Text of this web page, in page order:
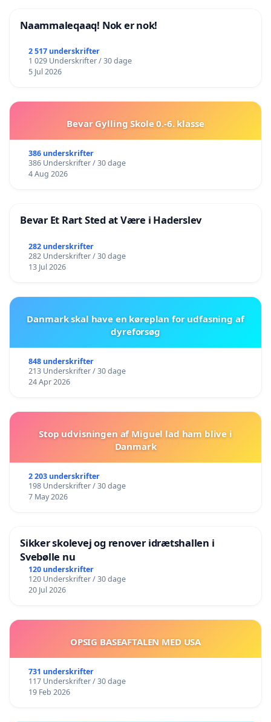
Naammaleqaaq! Nok er nok!
2 517 underskrifter
1 029 Underskrifter / 30 dage
5 Jul 2026
Bevar Gylling Skole 0.-6. klasse
386 underskrifter
386 Underskrifter / 30 dage
4 Aug 2026
Bevar Et Rart Sted at Være i Haderslev
282 underskrifter
282 Underskrifter / 30 dage
13 Jul 2026
Danmark skal have en køreplan for udfasning af
dyreforsøg
848 underskrifter
213 Underskrifter / 30 dage
24 Apr 2026
Stop udvisningen af Miguel lad ham blive i
Danmark
2 203 underskrifter
198 Underskrifter / 30 dage
7 May 2026
Sikker skolevej og renover idrætshallen i
Svebølle nu
120 underskrifter
120 Underskrifter / 30 dage
20 Jul 2026
OPSIG BASEAFTALEN MED USA
731 underskrifter
117 Underskrifter / 30 dage
19 Feb 2026